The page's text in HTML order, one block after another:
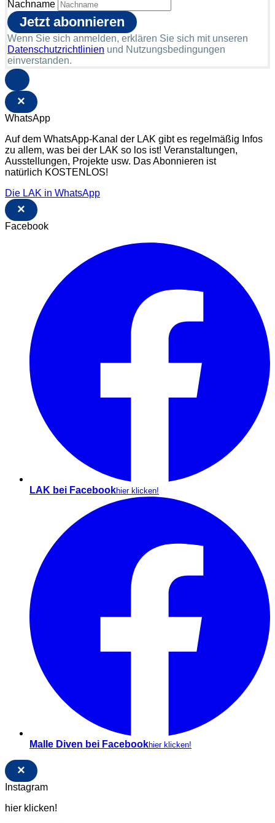
Nachname
Wenn Sie sich anmelden, erklären Sie sich mit unseren
Datenschutzrichtlinien und Nutzungsbedingungen
einverstanden.
×
WhatsApp
Auf dem WhatsApp-Kanal der LAK gibt es regelmäßig Infos
zu allem, was bei der LAK so los ist! Veranstaltungen,
Ausstellungen, Projekte usw. Das Abonnieren ist
natürlich KOSTENLOS!
Die LAK in WhatsApp
×
Facebook
LAK bei Facebookhier klicken!
Malle Diven bei Facebookhier klicken!
×
Instagram
hier klicken!